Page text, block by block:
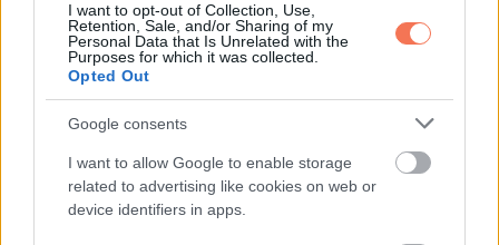
I want to opt-out of Collection, Use,
Retention, Sale, and/or Sharing of my
Personal Data that Is Unrelated with the
Purposes for which it was collected.
Opted Out
Google consents
I want to allow Google to enable storage
related to advertising like cookies on web or
device identifiers in apps.
10.Egészségügyi állapotok
Például cukorbetegség, vesebetegség, pajzsmirigy-
Mit lehet tenni azonnali
enyhítésre?